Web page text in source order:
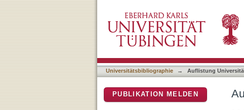
Universitätsbibliographie → Auflistung
PUBLIKATION MELDEN